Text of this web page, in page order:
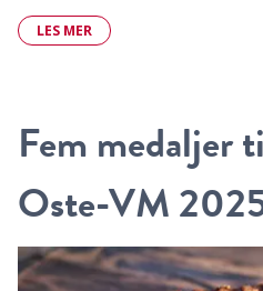
LES MER
Fem medaljer
Oste-VM